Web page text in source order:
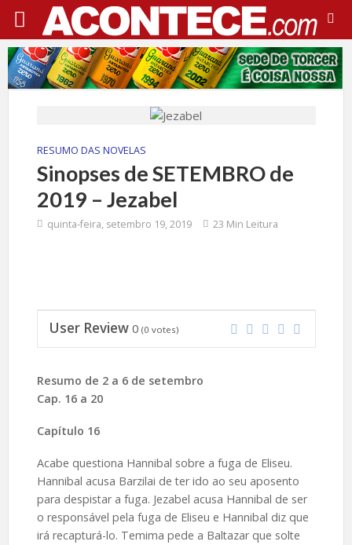
RESUMO DAS NOVELAS
Sinopses de SETEMBRO de
2019 – Jezabel
quinta-feira, setembro 19, 2019 23 Min Leitura
User Review 0 (0 votes)
Resumo de 2 a 6 de setembro
Cap. 16 a 20
Capítulo 16
Acabe questiona Hannibal sobre a fuga de Eliseu.
Hannibal acusa Barzilai de ter ido ao seu aposento
para despistar a fuga. Jezabel acusa Hannibal de ser
o responsável pela fuga de Eliseu e Hannibal diz que
irá recapturá-lo. Temima pede a Baltazar que solte